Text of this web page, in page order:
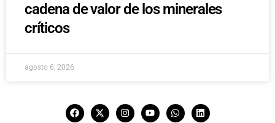
cadena de valor de los minerales
críticos
agosto 6, 2026